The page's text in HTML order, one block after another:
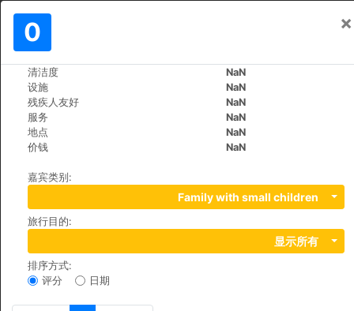
0 ×
清洁度
NaN
设施
NaN
残疾人友好
NaN
服务
NaN
地点
NaN
价钱
NaN
嘉宾类别 :
Family with small children
旅行目的:
显示所有
排序方式:
评分
日期
世界>Spain
Hotel Rural El Refugio
Calle Cruz de Tejeda S/N, 35328